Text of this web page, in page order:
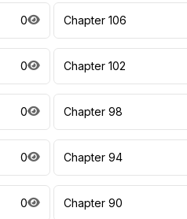
0 Chapter 106
0 Chapter 102
0 Chapter 98
0 Chapter 94
0 Chapter 90